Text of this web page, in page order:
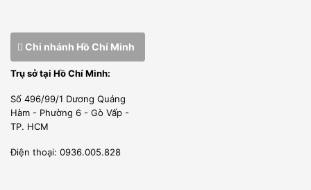
Chi nhánh Hồ Chí Minh
Trụ sở tại Hồ Chí Minh:
Số 496/99/1 Dương Quảng
Hàm - Phường 6 - Gò Vấp -
TP. HCM
Điện thoại: 0936.005.828